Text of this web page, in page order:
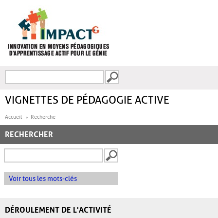
FORMULAIRE DE
VIGNETTES DE PÉDAGOGIE ACTIVE
Accueil Recherche
RECHERCHER
Voir tous les mots-clés
DÉROULEMENT DE L'ACTIVITÉ